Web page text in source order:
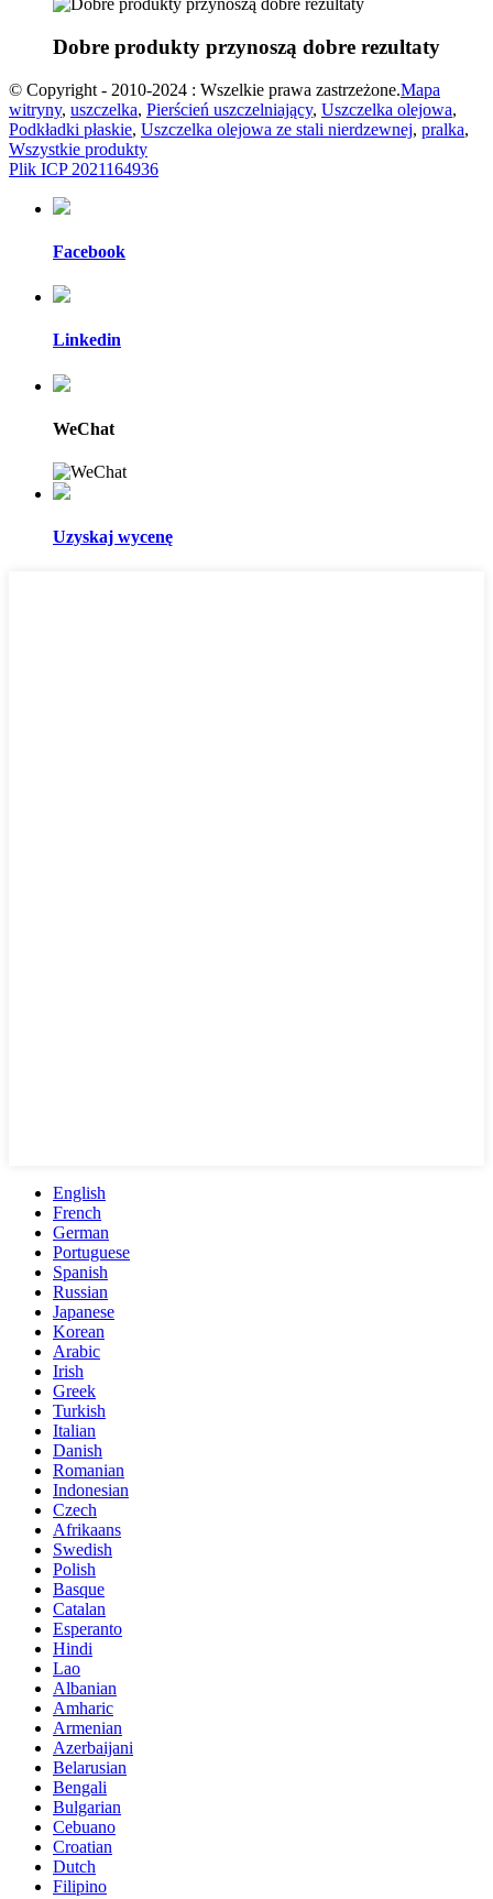
Dobre produkty przynoszą dobre rezultaty
© Copyright - 2010-2024 : Wszelkie prawa zastrzeżone.Mapa
witryny, uszczelka, Pierścień uszczelniający, Uszczelka olejowa,
Podkładki płaskie, Uszczelka olejowa ze stali nierdzewnej, pralka,
Wszystkie produkty
Plik ICP 2021164936
Facebook
Linkedin
WeChat
Uzyskaj wycenę
English
French
German
Portuguese
Spanish
Russian
Japanese
Korean
Arabic
Irish
Greek
Turkish
Italian
Danish
Romanian
Indonesian
Czech
Afrikaans
Swedish
Polish
Basque
Catalan
Esperanto
Hindi
Lao
Albanian
Amharic
Armenian
Azerbaijani
Belarusian
Bengali
Bulgarian
Cebuano
Croatian
Dutch
Filipino